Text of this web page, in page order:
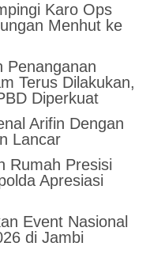
Karo Ops
Menhut ke
Penanganan
Terus Dilakukan,
Diperkuat
Arifin Dengan
Lancar
Rumah Presisi
Apresiasi
Event Nasional
di Jambi